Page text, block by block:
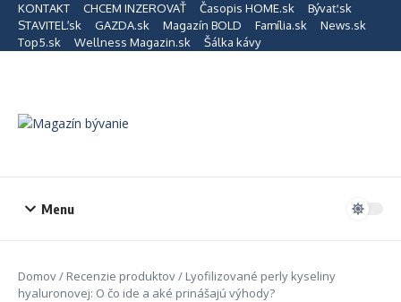
Preskočiť na obsah
KONTAKT CHCEM INZEROVAŤ Časopis HOME.sk
Bývať.sk
STAVITEĽ.sk
GAZDA.sk Magazín BOLD Família.sk
News.sk
Top5.sk
Wellness Magazin.sk Šálka kávy
Menu
Domov/ Recenzie produktov/ Lyofilizované perly kyseliny
hyaluronovej: O čo ide a aké prinášajú výhody?